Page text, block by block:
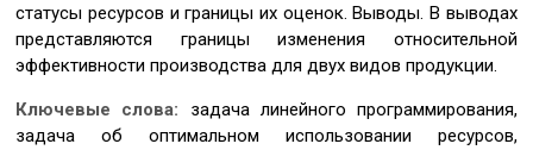
статусы ресурсов и границы их оценок. Выводы. В выводах
представляются границы изменения относительной
эффективности производства для двух видов продукции.
Ключевые слова: задача линейного программирования,
задача об оптимальном использовании ресурсов,